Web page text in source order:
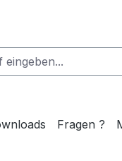
Fragen ?